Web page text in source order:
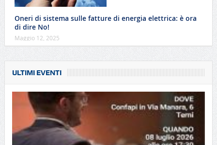
Oneri di sistema sulle fatture di energia elettrica: è ora
di dire No!
Maggio 12, 2025
ULTIMI EVENTI